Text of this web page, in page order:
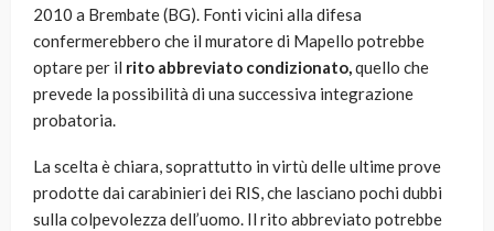
2010 a Brembate (BG). Fonti vicini alla difesa
confermerebbero che il muratore di Mapello potrebbe
optare per il rito abbreviato condizionato,quello che
prevede la possibilità di una successiva integrazione
probatoria.
La scelta è chiara, soprattutto in virtù delle ultime prove
prodotte dai carabinieri dei RIS, che lasciano pochi dubbi
sulla colpevolezza dell’uomo. Il rito abbreviato potrebbe